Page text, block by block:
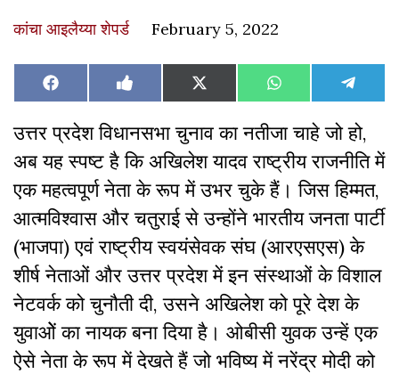
कांचा आइलैय्या शेपर्ड February 5, 2022
Share
on
Facebook Share
on
Like
on
Share
on
X
(Twitter)
Share
on
WhatsAppShare
on
उत्तर प्रदेश विधानसभा चुनाव का नतीजा चाहे जो हो,
अब यह स्पष्ट है कि अखिलेश यादव राष्ट्रीय राजनीति में
एक महत्वपूर्ण नेता के रूप में उभर चुके हैं। जिस हिम्मत,
आत्मविश्वास और चतुराई से उन्होंने भारतीय जनता पार्टी
(भाजपा) एवं राष्ट्रीय स्वयंसेवक संघ (आरएसएस) के
शीर्ष नेताओं और उत्तर प्रदेश में इन संस्थाओं के विशाल
नेटवर्क को चुनौती दी, उसने अखिलेश को पूरे देश के
युवाओें का नायक बना दिया है। ओबीसी युवक उन्हें एक
ऐसे नेता के रूप में देखते हैं जो भविष्य में नरेंद्र मोदी को